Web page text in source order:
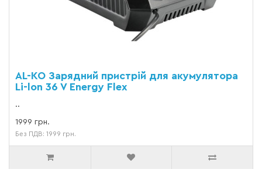
AL-KO Зарядний пристрій для акумулятора
Li-lon 36 V Energy Flex
..
1999 грн.
Без ПДВ: 1999 грн.